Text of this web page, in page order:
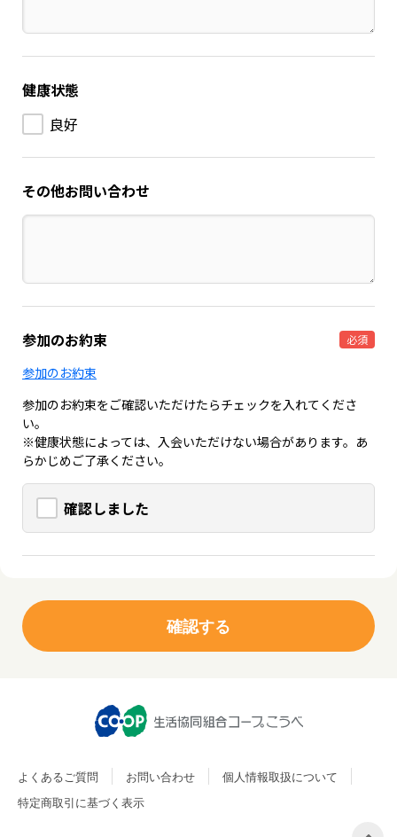
健康状態
良好
その他お問い合わせ
参加のお約束 必須
参加のお約束
参加のお約束をご確認いただけたらチェックを入れてくださ
い。
※健康状態によっては、入会いただけない場合があります。あ
らかじめご了承ください。
確認しました
よくあるご質問 お問い合わせ
個人情報取扱について
特定商取引に基づく表示